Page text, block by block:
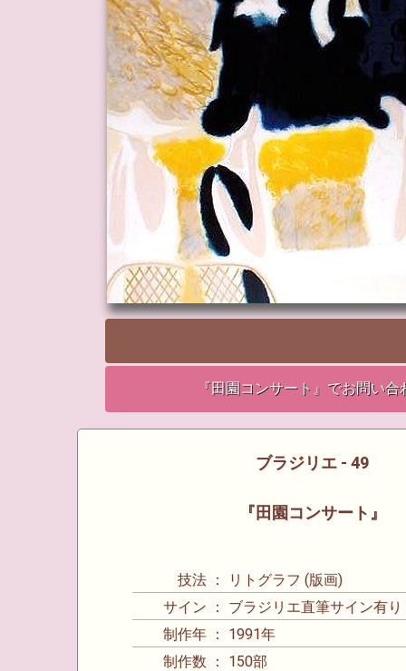
『田園コンサート』でお問い合
ブラジリエ - 49
『田園コンサート』
技法 ： リトグラフ (版画)
サイン ： ブラジリエ直筆サイン有り
制作年 ： 1991年
制作数 ： 150部